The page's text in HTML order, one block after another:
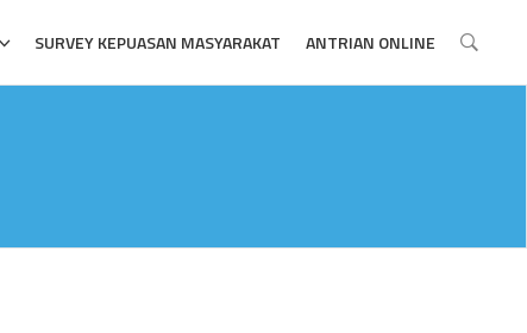
SURVEY KEPUASAN MASYARAKAT ANTRIAN ONLINE